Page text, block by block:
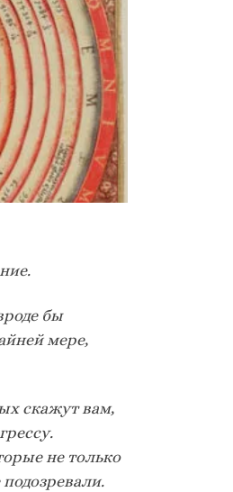
бы
мере,
скажут вам,
не только